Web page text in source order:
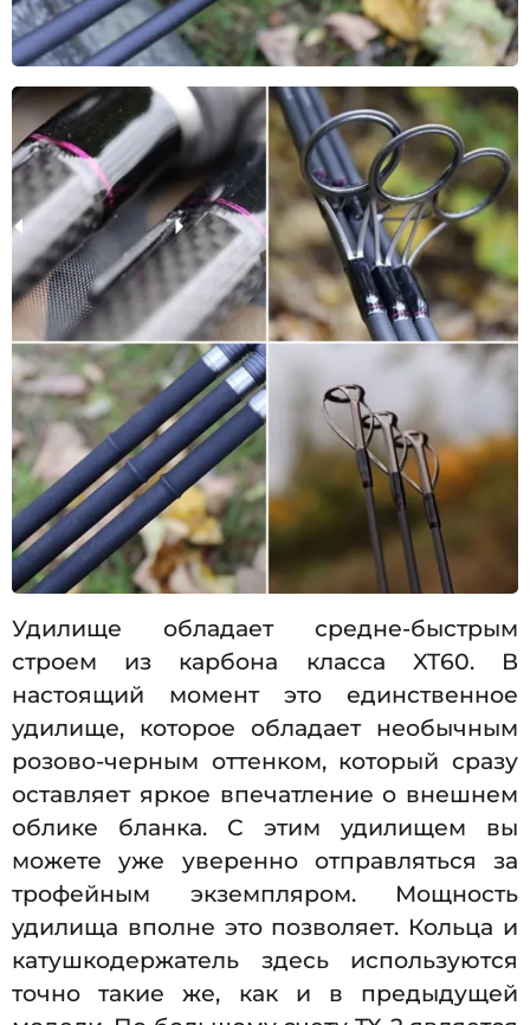
Удилище обладает средне-быстрым
строем из карбона класса XT60. В
настоящий момент это единственное
удилище, которое обладает необычным
розово-черным оттенком, который сразу
оставляет яркое впечатление о внешнем
облике бланка. С этим удилищем вы
можете уже уверенно отправляться за
трофейным экземпляром. Мощность
удилища вполне это позволяет. Кольца и
катушкодержатель здесь используются
точно такие же, как и в предыдущей